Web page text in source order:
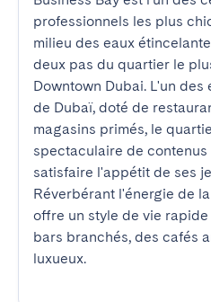
professionnels les plus
milieu des eaux
deux pas du quartier le
Downtown Dubai. L'un
de Dubaï, doté de
magasins primés, le
spectaculaire de
satisfaire l'appétit de ses
Réverbérant l'énergie de
offre un style de vie
bars branchés, des cafés
luxueux.